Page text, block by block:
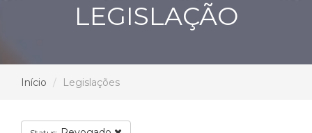
LEGISLAÇÃO
Início Legislações